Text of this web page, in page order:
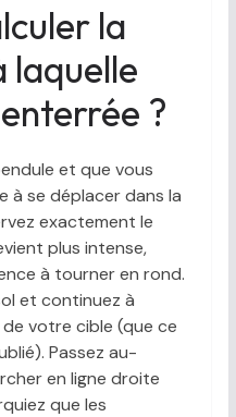
la
laquelle
?
et que vous
à se déplacer dans la
exactement le
plus intense,
à tourner en rond.
et continuez à
votre cible (que ce
Passez au-
en ligne droite
que les